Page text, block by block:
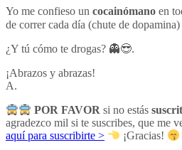
Yo me confieso un cocainómano en
de correr cada día (chute de
¿Y tú cómo te drogas? 👻😎.
¡Abrazos y abrazas!
A.
POR FAVOR si no estás
agradezco mil si te suscribes, que me
aquí para suscribirte >
¡Gracias!